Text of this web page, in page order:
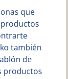
que
también
de
productos